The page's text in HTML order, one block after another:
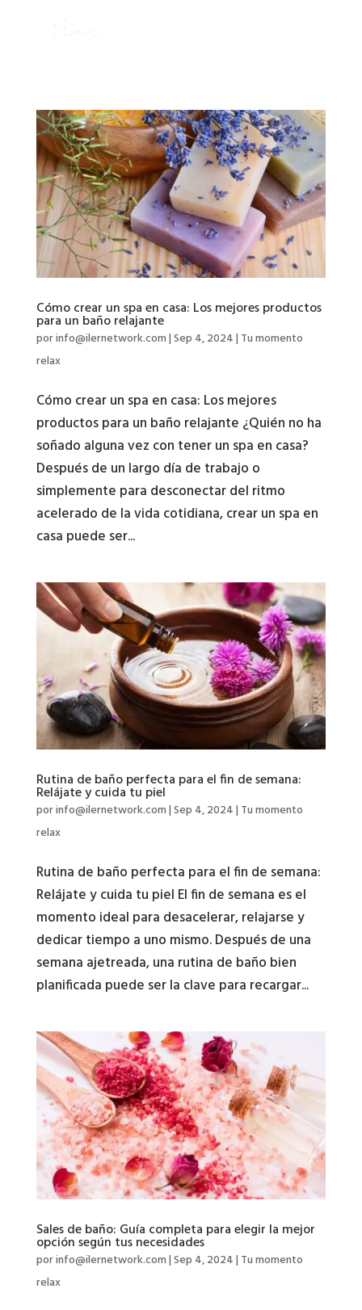
Cómo crear un spa en casa: Los mejores productos
para un baño relajante
porinfo@ilernetwork.com|Sep 4, 2024| Tu momento
relax
Cómo crear un spa en casa: Los mejores
productos para un baño relajante ¿Quién no ha
soñado alguna vez con tener un spa en casa?
Después de un largo día de trabajo o
simplemente para desconectar del ritmo
acelerado de la vida cotidiana, crear un spa en
casa puede ser...
Rutina de baño perfecta para el fin de semana:
Relájate y cuida tu piel
porinfo@ilernetwork.com|Sep 4, 2024| Tu momento
relax
Rutina de baño perfecta para el fin de semana:
Relájate y cuida tu piel El fin de semana es el
momento ideal para desacelerar, relajarse y
dedicar tiempo a uno mismo. Después de una
semana ajetreada, una rutina de baño bien
planificada puede ser la clave para recargar...
Sales de baño: Guía completa para elegir la mejor
opción según tus necesidades
porinfo@ilernetwork.com|Sep 4, 2024| Tu momento
relax